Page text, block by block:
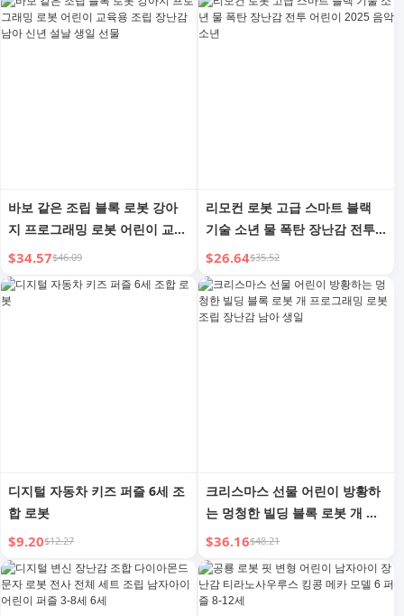
바보 같은 조립 블록 로봇 강아
지 프로그래밍 로봇 어린이 교육
용 조립 장난감 남아 신년 설날
생일 선물
$34.57$46.09
리모컨 로봇 고급 스마트 블랙
기술 소년 물 폭탄 장난감 전투
어린이 2025 음악 소년
$26.64$35.52
디지털 자동차 키즈 퍼즐 6세 조
합 로봇
$9.20$12.27
크리스마스 선물 어린이 방황하
는 멍청한 빌딩 블록 로봇 개 프
로그래밍 로봇 조립 장난감 남아
생일
$36.16$48.21